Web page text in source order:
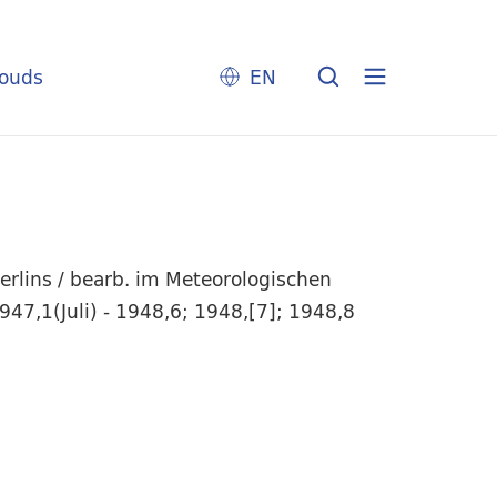
EN
/ bearb. im Meteorologischen
- 1948,6; 1948,[7]; 1948,8